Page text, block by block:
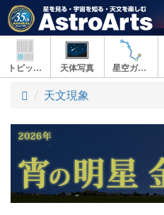
トピックス 天体写真 星空ガイド
ト
プ
天文現象